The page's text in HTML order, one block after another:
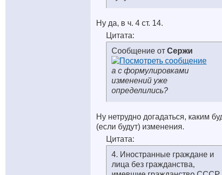
Ну да, в ч. 4 ст. 14.
Цитата:
Сообщение от Сержи
а с формулировками
изменений уже
определились?
Ну нетрудно догадаться, каким
(если будут) изменения.
Цитата:
4. Иностранные граждане и
лица без гражданства,